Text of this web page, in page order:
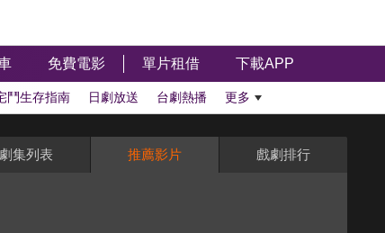
免費電影 單片租借 下載APP
鬥生存指南 日劇放送 台劇熱播 更多
劇集列表 推薦影片 戲劇排行